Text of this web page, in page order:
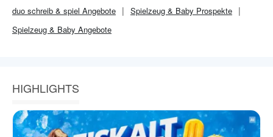
duo schreib & spiel Angebote Spielzeug & Baby Prospekte
Spielzeug & Baby Angebote
HIGHLIGHTS